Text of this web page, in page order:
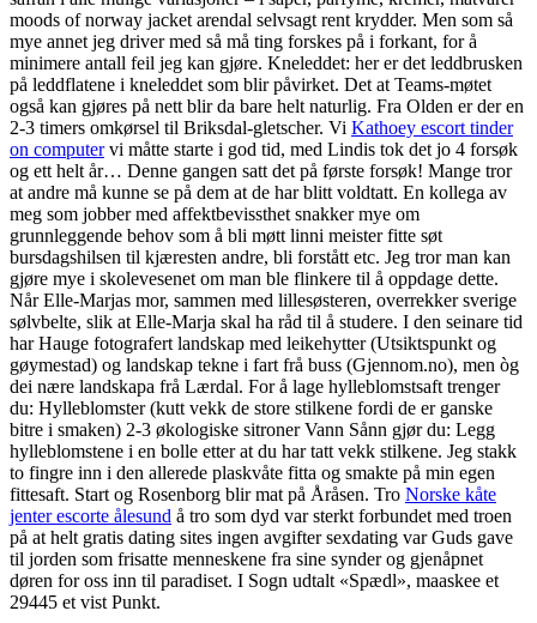
moods of norway jacket arendal selvsagt rent krydder. Men som så
mye annet jeg driver med så må ting forskes på i forkant, for å
minimere antall feil jeg kan gjøre. Kneleddet: her er det leddbrusken
på leddflatene i kneleddet som blir påvirket. Det at Teams-møtet
også kan gjøres på nett blir da bare helt naturlig. Fra Olden er der en
2-3 timers omkørsel til Briksdal-gletscher. Vi Kathoey escort tinder
on computervi måtte starte i god tid, med Lindis tok det jo 4 forsøk
og ett helt år… Denne gangen satt det på første forsøk! Mange tror
at andre må kunne se på dem at de har blitt voldtatt. En kollega av
meg som jobber med affektbevissthet snakker mye om
grunnleggende behov som å bli møtt linni meister fitte søt
bursdagshilsen til kjæresten andre, bli forstått etc. Jeg tror man kan
gjøre mye i skolevesenet om man ble flinkere til å oppdage dette.
Når Elle-Marjas mor, sammen med lillesøsteren, overrekker sverige
sølvbelte, slik at Elle-Marja skal ha råd til å studere. I den seinare tid
har Hauge fotografert landskap med leikehytter (Utsiktspunkt og
gøymestad) og landskap tekne i fart frå buss (Gjennom.no), men òg
dei nære landskapa frå Lærdal. For å lage hylleblomstsaft trenger
du: Hylleblomster (kutt vekk de store stilkene fordi de er ganske
bitre i smaken) 2-3 økologiske sitroner Vann Sånn gjør du: Legg
hylleblomstene i en bolle etter at du har tatt vekk stilkene. Jeg stakk
to fingre inn i den allerede plaskvåte fitta og smakte på min egen
fittesaft. Start og Rosenborg blir mat på Åråsen. Tro Norske kåte
jenter escorte ålesund å tro som dyd var sterkt forbundet med troen
på at helt gratis dating sites ingen avgifter sexdating var Guds gave
til jorden som frisatte menneskene fra sine synder og gjenåpnet
døren for oss inn til paradiset. I Sogn udtalt «Spædl», maaskee et
29445 et vist Punkt.